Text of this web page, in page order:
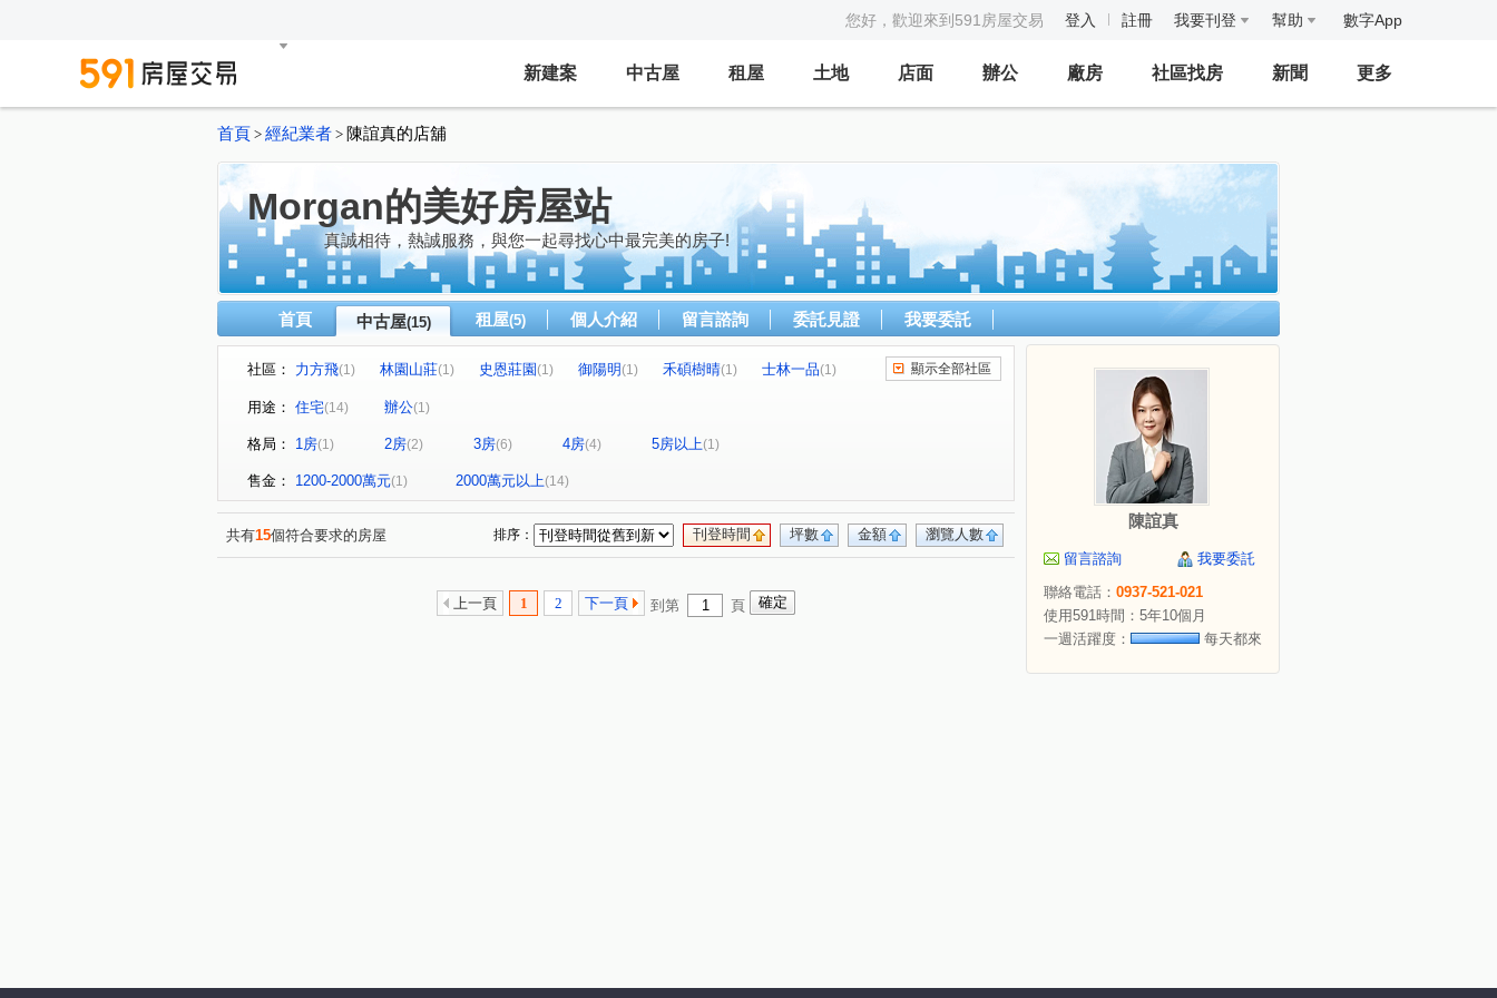
您好，歡迎來到591房屋交易 登入 註冊 我要刊登 幫助 數字App
新建案 中古屋 租屋 土地 店面 辦公 廠房 社區找房 新聞 更多
首頁 > 經紀業者 > 陳誼真的店舖
Morgan的美好房屋站
真誠相待，熱誠服務，與您一起尋找心中最完美的房子!
首頁 中古屋(15) 租屋(5) 個人介紹 留言諮詢 委託見證 我要委託
社區： 力方飛(1) 林園山莊(1) 史恩莊園(1) 御陽明(1) 禾碩樹晴(1) 士林一品(1)
花見 大福將綜合大樓
美崙街 格致路 磺港路(1) 大南路(1) 中山北路六段
敬業二路(1) 中山北路五段(1) 中央北路二段
天母東路(1)
顯示全部社區
用途： 住宅(14) 辦公(1)
格局： 1房(1) 2房(2) 3房(6) 4房(4) 5房以上(1)
售金： 1200-2000萬元(1) 2000萬元以上(14)
共有15個符合要求的房屋 瀏覽人數
金額
坪數
刊登時間
排序：
上一頁 1 2 下一頁 到第 頁
陳誼真
留言諮詢
我要委託
聯絡電話： 0937-521-021
使用591時間：5年10個月
一週活躍度：
每天都來